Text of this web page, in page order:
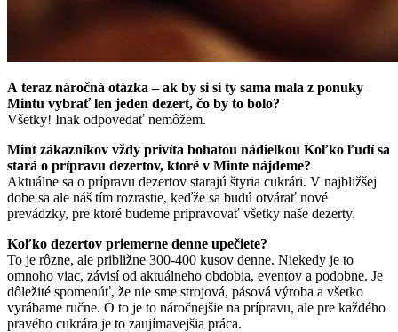
A teraz náročná otázka – ak by si si ty sama mala z ponuky
Mintu vybrať len jeden dezert, čo by to bolo?
Všetky! Inak odpovedať nemôžem.
Mint zákazníkov vždy privíta bohatou nádielkou Koľko ľudí sa
stará o prípravu dezertov, ktoré v Minte nájdeme?
Aktuálne sa o prípravu dezertov starajú štyria cukrári. V najbližšej
dobe sa ale náš tím rozrastie, keďže sa budú otvárať nové
prevádzky, pre ktoré budeme pripravovať všetky naše dezerty.
Koľko dezertov priemerne denne upečiete?
To je rôzne, ale približne 300-400 kusov denne. Niekedy je to
omnoho viac, závisí od aktuálneho obdobia, eventov a podobne. Je
dôležité spomenúť, že nie sme strojová, pásová výroba a všetko
vyrábame ručne. O to je to náročnejšie na prípravu, ale pre každého
pravého cukrára je to zaujímavejšia práca.